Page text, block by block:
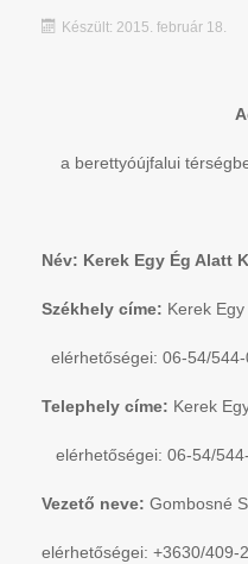
Készült: 2015. február 18.
a berettyóújfalui
Név: Kerek Egy Ég Alatt
Székhely címe: Kerek
elérhetőségei: 06-54/544-
Telephely címe: Kerek
elérhetőségei: 06-54/
Vezető neve: Gombosné
elérhetőségei: +3630/409-